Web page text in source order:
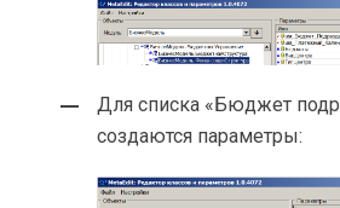
Для списка «Бюджет
создаются параметры: